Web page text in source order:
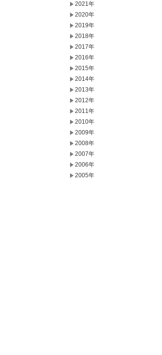
2021年
2020年
2019年
2018年
2017年
2016年
2015年
2014年
2013年
2012年
2011年
2010年
2009年
2008年
2007年
2006年
2005年